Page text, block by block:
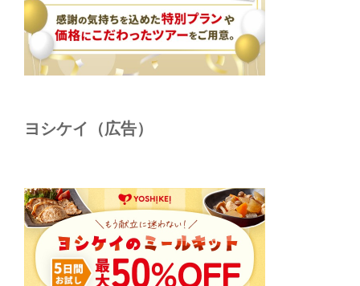
ヨシケイ（広告）